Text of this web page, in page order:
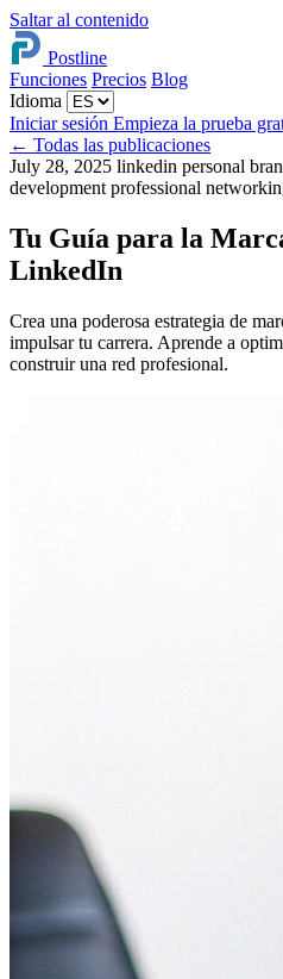
Saltar al contenido
Postline
Funciones Precios Blog
Idioma
Iniciar sesión Empieza la prueba
← Todas las publicaciones
July 28, 2025 linkedin personal
development professional
Tu Guía para la
LinkedIn
Crea una poderosa estrategia de
impulsar tu carrera. Aprende a
construir una red profesional.